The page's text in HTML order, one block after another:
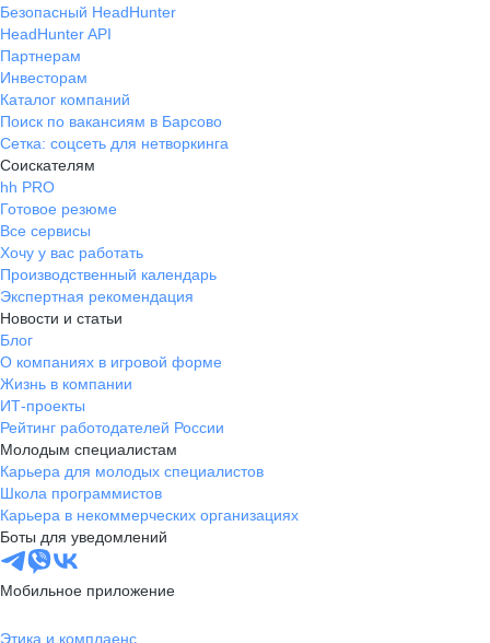
Безопасный HeadHunter
HeadHunter API
Партнерам
Инвесторам
Каталог компаний
Поиск по вакансиям в Барсово
Сетка: соцсеть для нетворкинга
Соискателям
hh PRO
Готовое резюме
Все сервисы
Хочу у вас работать
Производственный календарь
Экспертная рекомендация
Новости и статьи
Блог
О компаниях в игровой форме
Жизнь в компании
ИТ-проекты
Рейтинг работодателей России
Молодым специалистам
Карьера для молодых специалистов
Школа программистов
Карьера в некоммерческих организациях
Боты для уведомлений
Мобильное приложение
Этика и комплаенс